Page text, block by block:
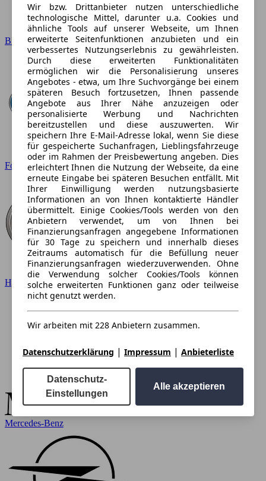
BMW
Ford
Hyundai
Mercedes-Benz
Wir bzw. Drittanbieter nutzen unterschiedliche
technologische Mittel, darunter u.a. Cookies und
ähnliche Tools auf unserer Webseite, um Ihnen
erweiterte Seitenfunktionen anzubieten und ein
verbessertes Nutzungserlebnis zu gewährleisten.
Durch diese erweiterten Funktionalitäten
ermöglichen wir die Personalisierung unseres
Angebotes - etwa, um Ihre Suchvorgänge bei einem
späteren Besuch fortzusetzen, Ihnen passende
Angebote aus Ihrer Nähe anzuzeigen oder
personalisierte Werbung und Nachrichten
bereitzustellen und diese auszuwerten. Wir
speichern Ihre E-Mail-Adresse lokal, wenn Sie diese
für gespeicherte Suchanfragen, Lieblingsfahrzeuge
oder im Rahmen der Preisbewertung angeben. Dies
erleichtert Ihnen die Nutzung der Webseite, da eine
erneute Eingabe bei späteren Besuchen entfällt. Mit
Ihrer Einwilligung werden nutzungsbasierte
Informationen an von Ihnen kontaktierte Händler
übermittelt. Einige Cookies/Tools werden von den
Anbietern verwendet, um von Ihnen bei
Finanzierungsanfragen angegebene Informationen
für 30 Tage zu speichern und innerhalb dieses
Zeitraums automatisch für die Befüllung neuer
Finanzierungsanfragen wiederzuverwenden. Ohne
die Verwendung solcher Cookies/Tools können
solche erweiterten Funktionen ganz oder teilweise
nicht genutzt werden.
Wir arbeiten mit 228 Anbietern zusammen.
Datenschutzerklärung | Impressum | Anbieterliste
Datenschutz-
Einstellungen
Alle akzeptieren